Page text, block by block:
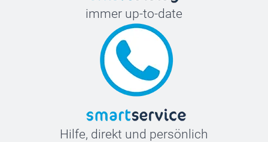
immer up-to-date
Hilfe, direkt und persönlich